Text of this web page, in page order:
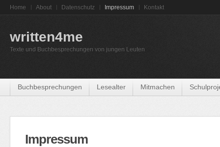
Home About Datenschutz Impressum Kontakt
written4me
Texte und Buchbesprechungen von jungen Leuten
Buchbesprechungen Lesealter Mitmachen
Impressum